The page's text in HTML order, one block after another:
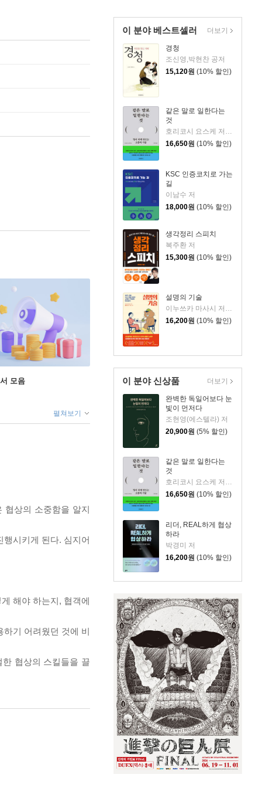
이 분야 베스트셀러
경청
조신영,박현찬 공저
15,120원 (10% 할인)
같은 말로 일한다는
것
호리코시 요스케 저/최주연 역
16,650원 (10% 할인)
KSC 인증코치로 가는
길
이남수 저
18,000원 (10% 할인)
생각정리 스피치
복주환 저
15,300원 (10% 할인)
설명의 기술
이누쓰카 마사시 저/홍성민 역
16,200원 (10% 할인)
더보기
이 분야 신상품
완벽한 독일어보다 눈
빛이 먼저다
조현영(에스텔라) 저
20,900원 (5% 할인)
같은 말로 일한다는
것
16,650원 (10% 할인)
리더, REAL하게 협상
하라
박경미 저
16,200원 (10% 할인)
더보기
모음
펼쳐보기
협상의 소중함을 알지
시키게 된다. 심지어
해야 하는지, 협객에
기 어려웠던 것에 비
협상의 스킬들을 끌